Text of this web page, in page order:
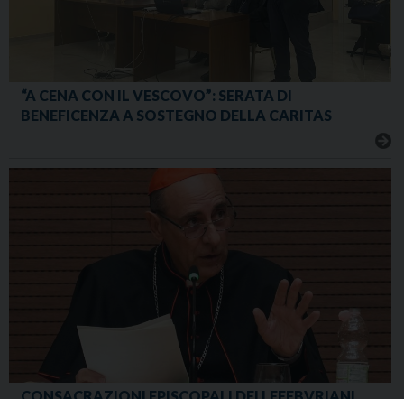
“A CENA CON IL VESCOVO”: SERATA DI
BENEFICENZA A SOSTEGNO DELLA CARITAS